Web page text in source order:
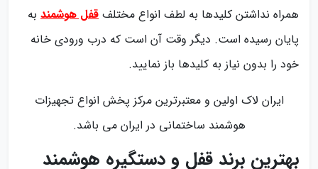
همراه نداشتن کلیدها به لطف انواع مختلف قفل هوشمند به
پایان رسیده است. دیگر وقت آن است که درب ورودی خانه
خود را بدون نیاز به کلیدها باز نمایید.
ایران لاک اولین و معتبرترین مرکز پخش انواع تجهیزات
هوشمند ساختمانی در ایران می باشد.
بهترین برند قفل و دستگیره هوشمند